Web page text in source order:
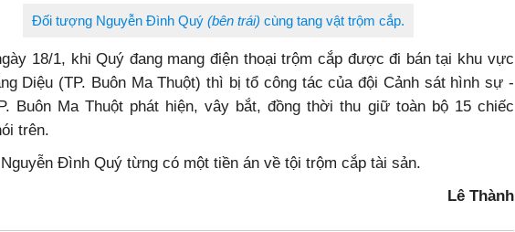
Đối tượng Nguyễn Đình Quý(bên trái) cùng tang vật trộm cắp.
18/1, khi Quý đang mang điện thoại trộm cắp được đi bán tại khu vực
Diệu (TP. Buôn Ma Thuột) thì bị tổ công tác của đội Cảnh sát hình sự -
Buôn Ma Thuột phát hiện, vây bắt, đồng thời thu giữ toàn bộ 15 chiếc
trên.
Đình Quý từng có một tiền án về tội trộm cắp tài sản.
Lê Thành